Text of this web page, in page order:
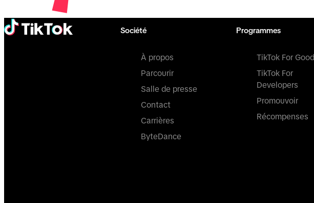
Société
À propos
Parcourir
Salle de presse
Contact
Carrières
ByteDance
Programmes
TikTok For Good
TikTok For
Developers
Promouvoir
Récompenses